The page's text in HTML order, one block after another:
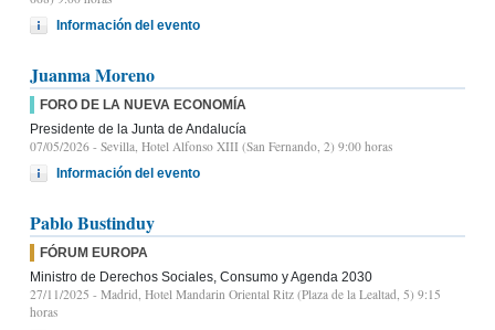
Información del evento
Juanma Moreno
FORO DE LA NUEVA ECONOMÍA
Presidente de la Junta de Andalucía
07/05/2026 - Sevilla, Hotel Alfonso XIII (San Fernando, 2) 9:00 horas
Información del evento
Pablo Bustinduy
FÓRUM EUROPA
Ministro de Derechos Sociales, Consumo y Agenda 2030
27/11/2025 - Madrid, Hotel Mandarin Oriental Ritz (Plaza de la Lealtad, 5) 9:15
horas